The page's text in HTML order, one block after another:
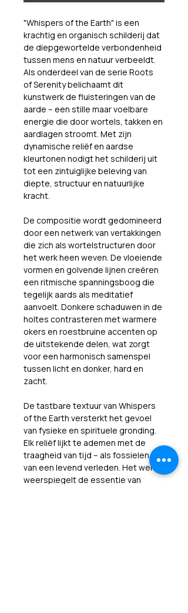
"Whispers of the Earth" is een
krachtig en organisch schilderij dat
de diepgewortelde verbondenheid
tussen mens en natuur verbeeldt.
Als onderdeel van de serie Roots
of Serenity belichaamt dit
kunstwerk de fluisteringen van de
aarde – een stille maar voelbare
energie die door wortels, takken en
aardlagen stroomt. Met zijn
dynamische reliëf en aardse
kleurtonen nodigt het schilderij uit
tot een zintuiglijke beleving van
diepte, structuur en natuurlijke
kracht.
De compositie wordt gedomineerd
door een netwerk van vertakkingen
die zich als wortelstructuren door
het werk heen weven. De vloeiende
vormen en golvende lijnen creëren
een ritmische spanningsboog die
tegelijk aards als meditatief
aanvoelt. Donkere schaduwen in de
holtes contrasteren met warmere
okers en roestbruine accenten op
de uitstekende delen, wat zorgt
voor een harmonisch samenspel
tussen licht en donker, hard en
zacht.
De tastbare textuur van Whispers
of the Earth versterkt het gevoel
van fysieke en spirituele gronding.
Elk reliëf lijkt te ademen met de
traagheid van tijd – als fossielen
van een levend verleden. Het werk
weerspiegelt de essentie van